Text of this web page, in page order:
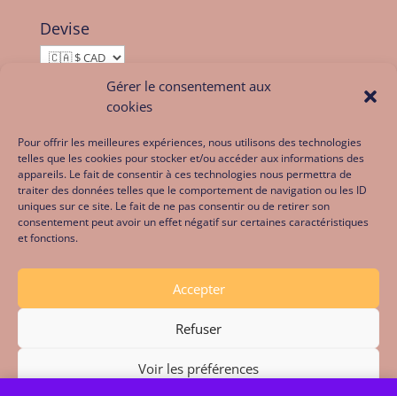
Gérer le consentement aux
cookies
Pour offrir les meilleures expériences, nous utilisons des technologies
telles que les cookies pour stocker et/ou accéder aux informations des
appareils. Le fait de consentir à ces technologies nous permettra de
traiter des données telles que le comportement de navigation ou les ID
uniques sur ce site. Le fait de ne pas consentir ou de retirer son
consentement peut avoir un effet négatif sur certaines caractéristiques
et fonctions.
Accepter
Refuser
Voir les préférences
Devise